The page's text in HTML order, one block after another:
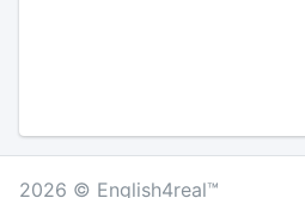
2026 © English4real™